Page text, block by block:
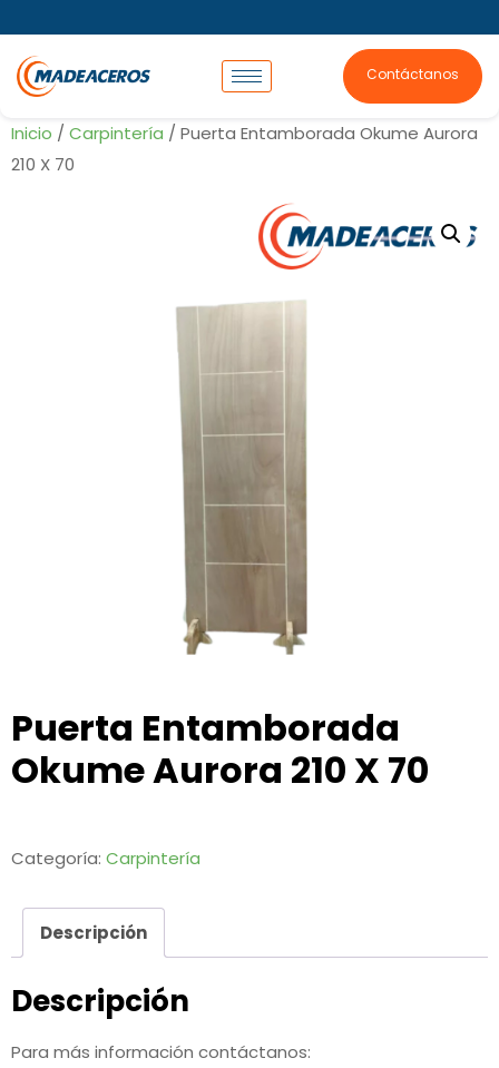
Contáctanos
Inicio / Carpintería / Puerta Entamborada Okume Aurora
210 X 70
Puerta Entamborada
Okume Aurora 210 X 70
Categoría: Carpintería
Descripción
Descripción
Para más información contáctanos: